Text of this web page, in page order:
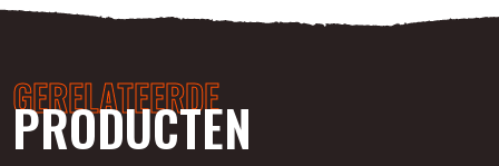
GERELATEERDE
PRODUCTEN